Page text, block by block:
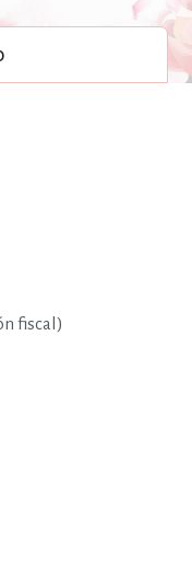
fiscal)